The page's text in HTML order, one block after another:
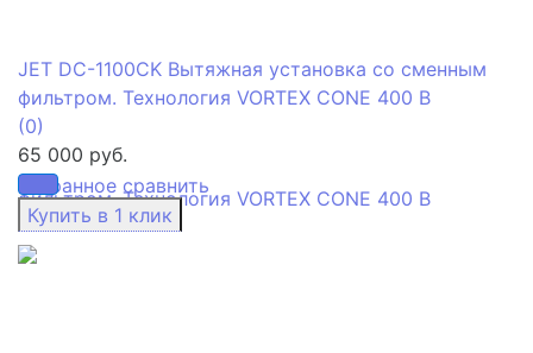
избранное сравнить
JET DC-1100CK Вытяжная установка со сменным
фильтром. Технология VORTEX CONE 400 В
(0)
65 000 руб.